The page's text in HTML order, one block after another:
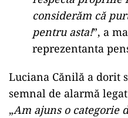
considerăm că
pentru asta!”, a
reprezentanta
Luciana Cănilă a dorit
semnal de alarmă
„Am ajuns o categorie